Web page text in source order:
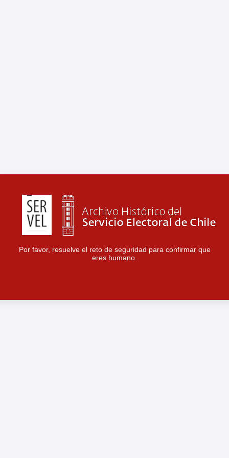
Por favor, resuelve el reto de seguridad para confirmar que
eres humano.